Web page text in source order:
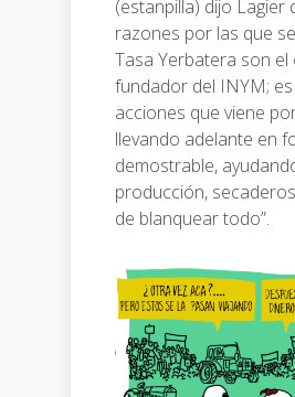
(estanpilla) dijo Lagier
razones por las que
Tasa Yerbatera son el
fundador del INYM;
acciones que viene
llevando adelante en
demostrable,
producción,
de blanquear todo”.